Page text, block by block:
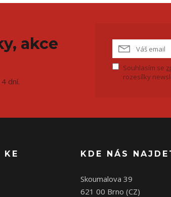
akce
dní.
Souhlasím se
rozesílky
KE
KDE NÁS
Skoumalova 39
621 00 Brno (CZ)